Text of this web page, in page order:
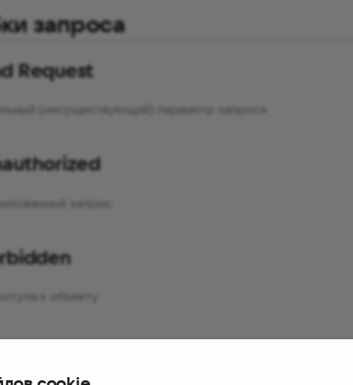
запроса
Request
(несуществующий) параметр запроса
запрос
к объекту